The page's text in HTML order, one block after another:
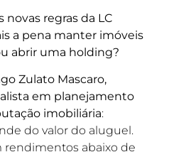
novas regras da LC
a pena manter imóveis
abrir uma holding?
Zulato Mascaro,
em planejamento
imobiliária:
do valor do aluguel.
rendimentos abaixo de